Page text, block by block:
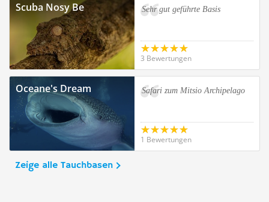
Scuba Nosy Be Sehr gut geführte Basis
3 Bewertungen
Oceane's Dream Safari zum Mitsio Archipelago
1 Bewertungen
Zeige alle Tauchbasen